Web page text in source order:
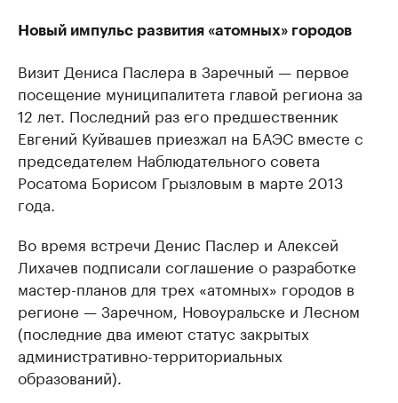
Новый импульс развития «атомных» городов
Визит Дениса Паслера в Заречный — первое
посещение муниципалитета главой региона за
12 лет. Последний раз его предшественник
Евгений Куйвашев приезжал на БАЭС вместе с
председателем Наблюдательного совета
Росатома Борисом Грызловым в марте 2013
года.
Во время встречи Денис Паслер и Алексей
Лихачев подписали соглашение о разработке
мастер-планов для трех «атомных» городов в
регионе — Заречном, Новоуральске и Лесном
(последние два имеют статус закрытых
административно-территориальных
образований).